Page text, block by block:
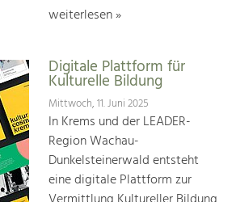
weiterlesen »
Digitale Plattform für
Kulturelle Bildung
Mittwoch, 11. Juni 2025
In Krems und der LEADER-
Region Wachau-
Dunkelsteinerwald entsteht
eine digitale Plattform zur